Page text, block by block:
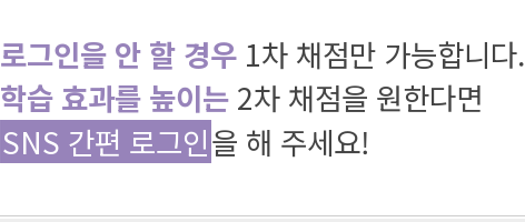
로그인을 안 할 경우 1차 채점만 가능합니다.
학습 효과를 높이는 2차 채점을 원한다면
SNS 간편 로그인을 해 주세요!